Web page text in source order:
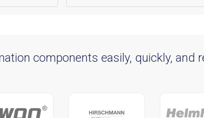
components easily, quickly, and